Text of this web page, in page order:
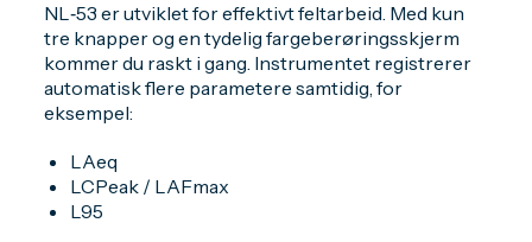
NL‑53 er utviklet for effektivt feltarbeid. Med kun
tre knapper og en tydelig fargeberøringsskjerm
kommer du raskt i gang. Instrumentet registrerer
automatisk flere parametere samtidig, for
eksempel:
LAeq
LCPeak / LAFmax
L95